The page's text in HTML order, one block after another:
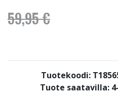
59,95 €
Tuotekoodi:
Tuote saatavilla: